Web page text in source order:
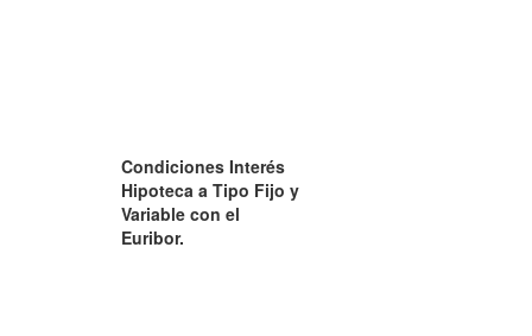
Condiciones Interés
Hipoteca a Tipo Fijo y
Variable con el
Euribor.